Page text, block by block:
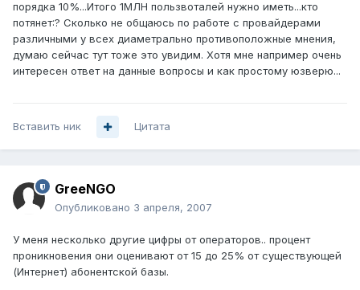
порядка 10%...Итого 1МЛН пользвоталей нужно иметь...кто
потянет:? Сколько не общаюсь по работе с провайдерами
различными у всех диаметрально противоположные мнения,
думаю сейчас тут тоже это увидим. Хотя мне например очень
интересен ответ на данные вопросы и как простому юзверю...
Вставить ник Цитата
GreeNGO
Опубликовано 3 апреля, 2007
У меня несколько другие цифры от операторов.. процент
проникновения они оценивают от 15 до 25% от существующей
(Интернет) абонентской базы.